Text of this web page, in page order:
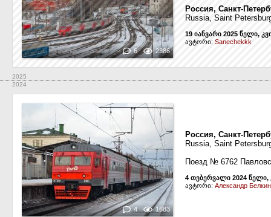
6 2386
Россия, Санкт-
Russia, Saint
19 იანვარი 2025 წელი,
ავტორი: Sanechekkk
2025
2024
4 1683
Россия, Санкт-
Russia, Saint
Поезд № 6762
4 თებერვალი 2024 წელი,
ავტორი: Александр Белкин